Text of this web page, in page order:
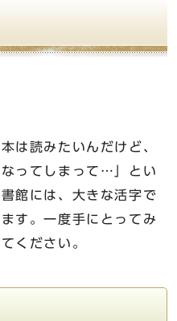
は読みたいんだけど、
ってしまって…」とい
館には、大きな活字で
す。一度手にとってみ
ください。